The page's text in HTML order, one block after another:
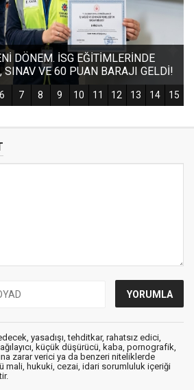
yasadışı, tehditkar, rahatsız edici,
küçük düşürücü, kaba, pornografik,
zarar verici ya da benzeri niteliklerde
mali, hukuki, cezai, idari sorumluluk içeriği